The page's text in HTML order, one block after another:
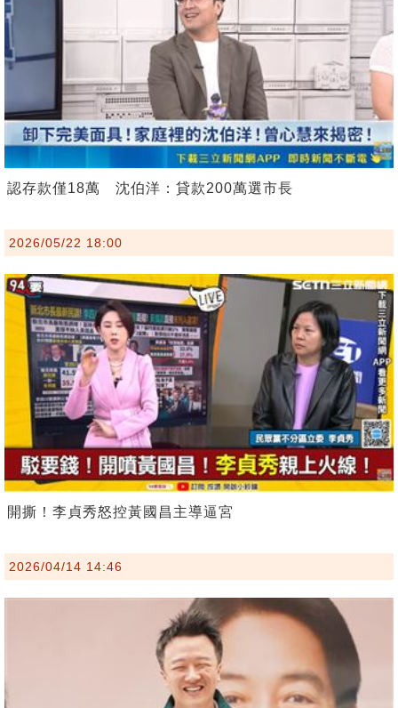
認存款僅18萬 沈伯洋：貸款200萬選市長
2026/05/22 18:00
開撕！李貞秀怒控黃國昌主導逼宮
2026/04/14 14:46